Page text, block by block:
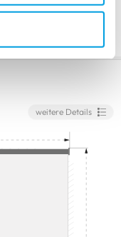
weitere Details